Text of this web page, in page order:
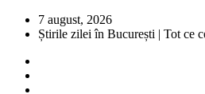
7 august, 2026
Știrile zilei în București | Tot ce